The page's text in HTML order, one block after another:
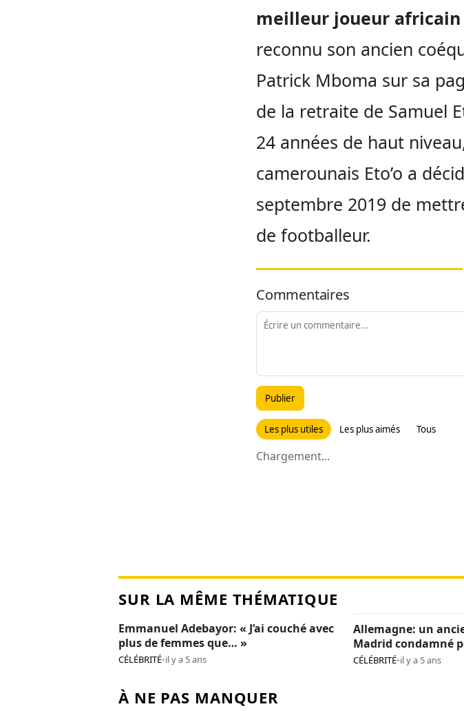
meilleur joueur africain
reconnu son ancien
Patrick Mboma sur sa
de la retraite de Samuel
24 années de haut
camerounais Eto’o a
septembre 2019 de
de footballeur.
Commentaires
Publier
Les plus utiles Les plus aimés Tous
Chargement...
SUR LA MÊME THÉMATIQUE
Emmanuel Adebayor: « J’ai couché avec
plus de femmes que… »
CÉLÉBRITÉ•il y a 5 ans
Allemagne: un
Madrid condamné
pédopornographie
CÉLÉBRITÉ•il y a 5 ans
À NE PAS MANQUER